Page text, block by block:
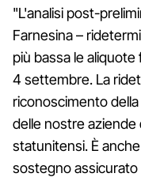
"L'analisi post-
Farnesina –
più bassa le
4 settembre. La
riconoscimento
delle nostre
statunitensi. È
sostegno assicurato